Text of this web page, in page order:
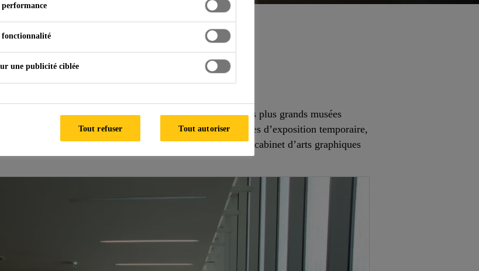
s’étend sur plusde 15 500 m2, ce qui en fait l’un des plus grands musées
une exposition de référence de 3 500 m2, des espaces d’exposition temporaire,
200 places, un centre de documentation disposant d’un cabinet d’arts graphiques
performance
fonctionnalité
une publicité ciblée
Tout refuser Tout autoriser